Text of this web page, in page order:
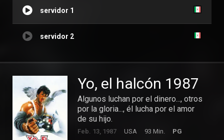
servidor 1
servidor 2
Yo, el halcón 1987
Algunos luchan por el dinero..., otros
por la gloria..., él lucha por el amor
de su hijo.
Feb. 13, 1987 USA 93 Min.
PG